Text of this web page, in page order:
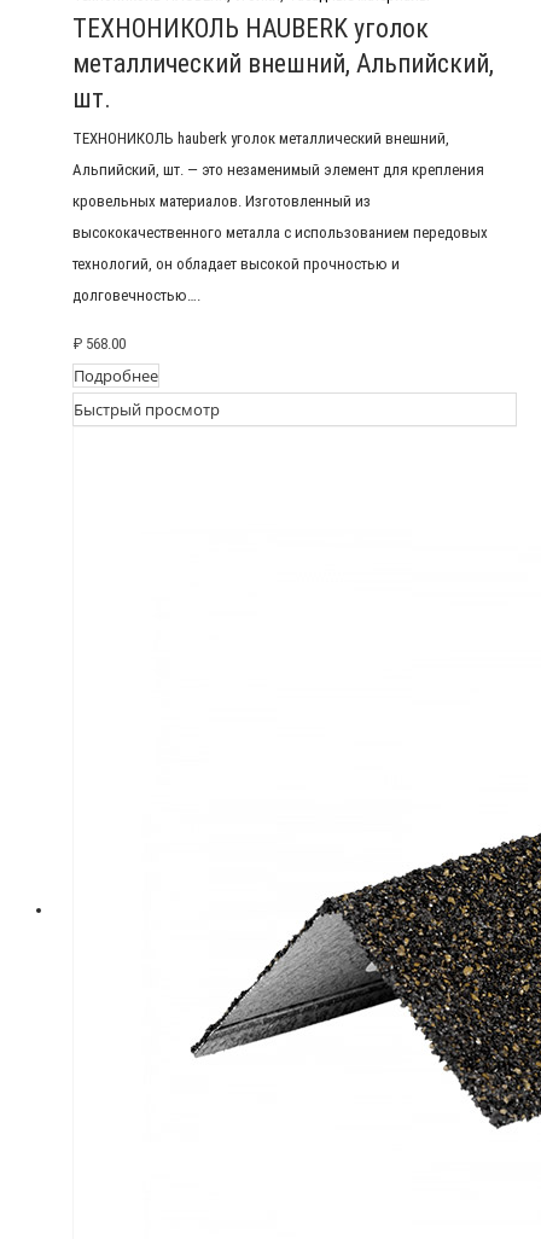
ТЕХНОНИКОЛЬ HAUBERK уголок
металлический внешний, Альпийский,
шт.
ТЕХНОНИКОЛЬ hauberk уголок металлический внешний,
Альпийский, шт. — это незаменимый элемент для крепления
кровельных материалов. Изготовленный из
высококачественного металла с использованием передовых
технологий, он обладает высокой прочностью и
долговечностью….
₽ 568.00
Подробнее
Быстрый просмотр